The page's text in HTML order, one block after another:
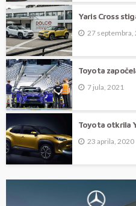
Yaris Cross
27 septembra,
Toyota
7 jula, 2021
Toyota otkrila
23 aprila, 2020